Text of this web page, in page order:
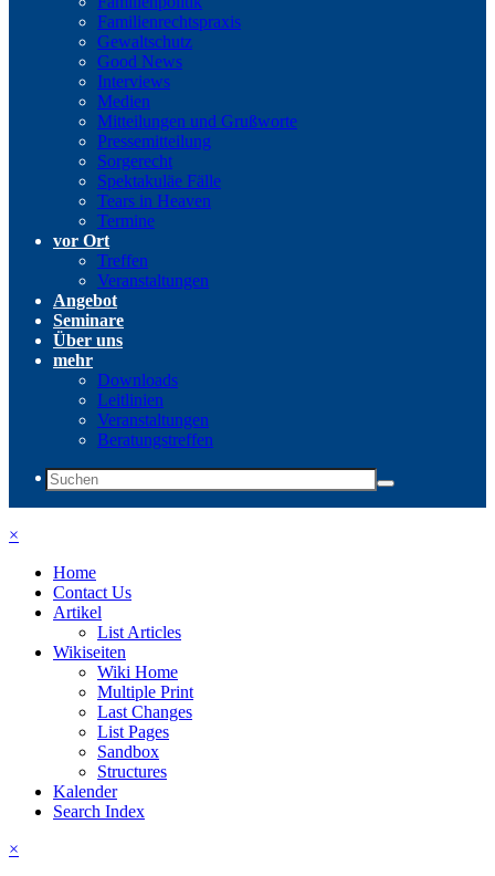
Familienrechtspraxis
Gewaltschutz
Good News
Interviews
Medien
Mitteilungen und Grußworte
Pressemitteilung
Sorgerecht
Spektakuläe Fälle
Tears in Heaven
Termine
vor Ort
Treffen
Veranstaltungen
Angebot
Seminare
Über uns
mehr
Downloads
Leitlinien
Veranstaltungen
Beratungstreffen
×
Home
Contact Us
Artikel
List Articles
Wikiseiten
Wiki Home
Multiple Print
Last Changes
List Pages
Sandbox
Structures
Kalender
Search Index
×